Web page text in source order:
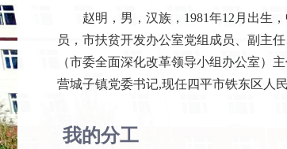
赵明，男，汉族，1981年12月出生，
员，市扶贫开发办公室党组成员、副主
（市委全面深化改革领导小组办公室）
营城子镇党委书记,现任四平市铁东区人民
我的分工